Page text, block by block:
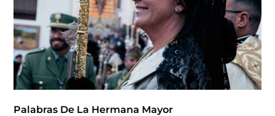
Palabras De La Hermana Mayor